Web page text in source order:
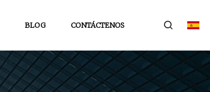
BLOG CONTÁCTENOS